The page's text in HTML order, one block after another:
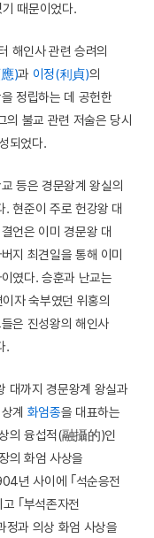
때문이었다.
해인사 관련 승려의
)과 이정(利貞)의
정립하는 데 공헌한
의 불교 관련 저술은 당시
되었다.
등은 경문왕계 왕실의
. 현준이 주로 헌강왕 대
언은 이미 경문왕 대
지 최견일을 통해 이미
였다. 승훈과 난교는
자 숙부였던 위홍의
은 진성왕의 해인사
.
대까지 경문왕계 왕실과
계 화엄종을 대표하는
의 융섭적(融攝的)인
의 화엄 사상을
년 사이에 ｢석순응전
｢부석존자전
과 의상 화엄 사상을